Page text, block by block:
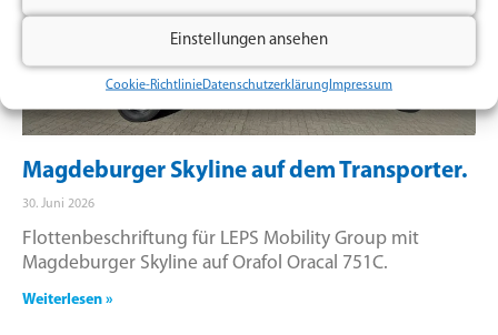
Einstellungen ansehen
Cookie-RichtlinieDatenschutzerklärung Impressum
Magdeburger Skyline auf dem Transporter.
30. Juni 2026
Flottenbeschriftung für LEPS Mobility Group mit
Magdeburger Skyline auf Orafol Oracal 751C.
Weiterlesen »